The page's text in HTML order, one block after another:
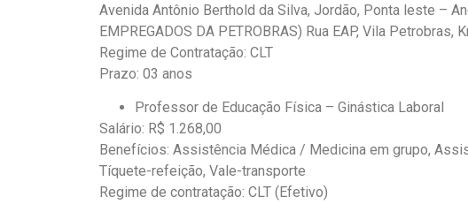
Avenida Antônio Berthold da Silva, Jordão, Ponta leste –
EMPREGADOS DA PETROBRAS) Rua EAP, Vila
Regime de Contratação: CLT
Prazo: 03 anos
Professor de Educação Física – Ginástica Laboral
Salário: R$ 1.268,00
Benefícios: Assistência Médica / Medicina em grupo,
Tíquete-refeição, Vale-transporte
Regime de contratação: CLT (Efetivo)